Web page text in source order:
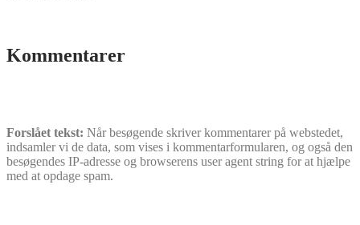
Kommentarer
Forslået tekst: Når besøgende skriver kommentarer på webstedet,
indsamler vi de data, som vises i kommentarformularen, og også den
besøgendes IP-adresse og browserens user agent string for at hjælpe
med at opdage spam.